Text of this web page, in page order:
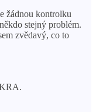
žádnou kontrolku
stejný problém.
zvědavý, co to